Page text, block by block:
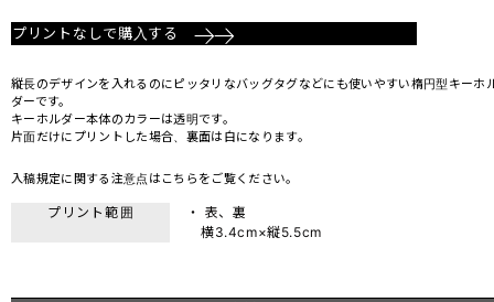
プリントなしで購入する
縦長のデザインを入れるのにピッタリなバッグタグなどにも使いやすい楕円型キーホ
ダーです。
キーホルダー本体のカラーは透明です。
片面だけにプリントした場合、裏面は白になります。
入稿規定に関する注意点は こちら をご覧ください。
プリント範囲
・ 表、裏
横3.4cm×縦5.5cm